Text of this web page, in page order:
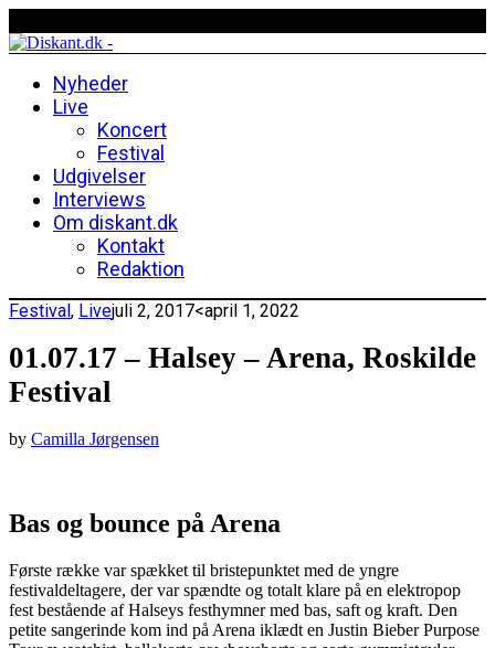
Nyheder
Live
Koncert
Festival
Udgivelser
Interviews
Om diskant.dk
Kontakt
Redaktion
Festival, Livejuli 2, 2017<april 1, 2022
01.07.17 – Halsey – Arena, Roskilde
Festival
by Camilla Jørgensen
Bas og bounce på Arena
Første række var spækket til bristepunktet med de yngre
festivaldeltagere, der var spændte og totalt klare på en elektropop
fest bestående af Halseys festhymner med bas, saft og kraft. Den
petite sangerinde kom ind på Arena iklædt en Justin Bieber Purpose